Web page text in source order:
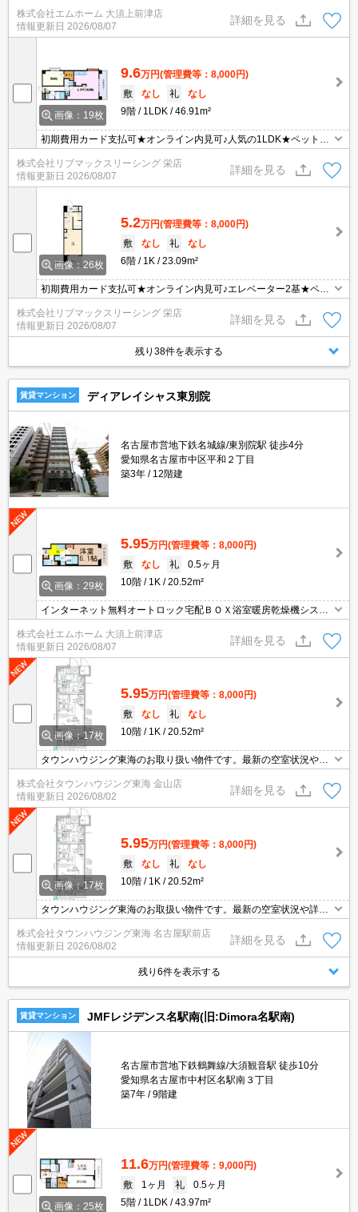
株式会社エムホーム 大須上前津店
情報更新日 2026/08/07
詳細を見る
画像：19枚
9.6万円(管理費等：8,000円)
敷
なし 礼
なし
9階
1LDK 46.91m²
初期費用カード支払可★オンライン内見可♪人気の1LDK★ペット相
談★エレベーター2基
株式会社リブマックスリーシング 栄店
情報更新日 2026/08/07
詳細を見る
画像：26枚
5.2万円(管理費等：8,000円)
敷
なし 礼
なし
6階
1K 23.09m²
初期費用カード支払可★オンライン内見可♪エレベーター2基★ペッ
ト飼育（小型犬・猫）可★スーパーやコンビニ等徒歩圏内にあり便
利な立地です♪
株式会社リブマックスリーシング 栄店
情報更新日 2026/08/07
詳細を見る
残り38件を表示する
賃貸マンション ディアレイシャス東別院
名古屋市営地下鉄名城線/東別院駅 徒歩4分
愛知県名古屋市中区平和２丁目
築3年
12階建
画像：29枚
5.95万円(管理費等：8,000円)
敷
なし 礼
0.5ヶ月
10階
1K 20.52m²
インターネット無料オートロック宅配ＢＯＸ浴室暖房乾燥機システ
ムキッチンガス2口
株式会社エムホーム 大須上前津店
情報更新日 2026/08/07
詳細を見る
画像：17枚
5.95万円(管理費等：8,000円)
敷
なし 礼
なし
10階
1K 20.52m²
タウンハウジング東海のお取り扱い物件です。最新の空室状況やの
詳細などお気軽にお問い合わせ下さい。
株式会社タウンハウジング東海 金山店
情報更新日 2026/08/02
詳細を見る
画像：17枚
5.95万円(管理費等：8,000円)
敷
なし 礼
なし
10階
1K 20.52m²
タウンハウジング東海のお取扱い物件です。最新の空室状況や詳細
などお気軽にお問い合わせください。
株式会社タウンハウジング東海 名古屋駅前店
情報更新日 2026/08/02
詳細を見る
残り6件を表示する
賃貸マンション JMFレジデンス名駅南(旧:Dimora名駅南)
名古屋市営地下鉄鶴舞線/大須観音駅 徒歩10分
愛知県名古屋市中村区名駅南３丁目
築7年
9階建
画像：25枚
11.6万円(管理費等：9,000円)
敷
1ヶ月 礼
0.5ヶ月
5階
1LDK 43.97m²